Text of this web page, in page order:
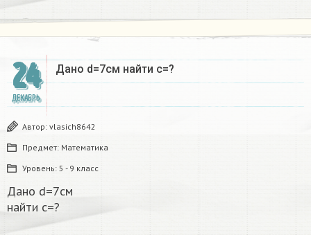
24
ДЕКАБРЬ
Дано d=7см найти с=?​
Автор: vlasich8642
Предмет: Математика
Уровень: 5 - 9 класс
Дано d=7см
найти с=?​